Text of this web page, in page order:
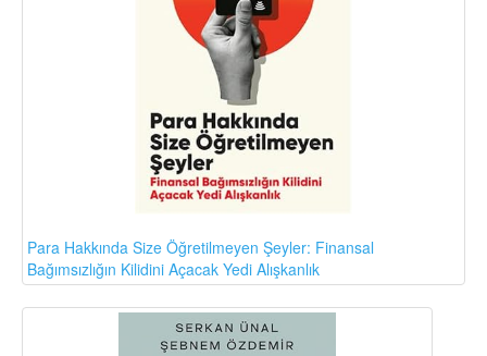
Para Hakkında Size Öğretilmeyen Şeyler: Finansal
Bağımsızlığın Kilidini Açacak Yedi Alışkanlık